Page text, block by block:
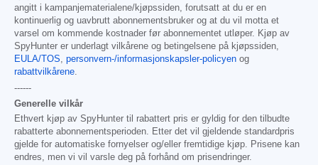
angitt i kampanjematerialene/kjøpssiden, forutsatt at du er en
kontinuerlig og uavbrutt abonnementsbruker og at du vil motta et
varsel om kommende kostnader før abonnementet utløper. Kjøp av
SpyHunter er underlagt vilkårene og betingelsene på kjøpssiden,
EULA/TOS, personvern-/informasjonskapsler-policyen og
rabattvilkårene.
------
Generelle vilkår
Ethvert kjøp av SpyHunter til rabattert pris er gyldig for den tilbudte
rabatterte abonnementsperioden. Etter det vil gjeldende standardpris
gjelde for automatiske fornyelser og/eller fremtidige kjøp. Prisene kan
endres, men vi vil varsle deg på forhånd om prisendringer.